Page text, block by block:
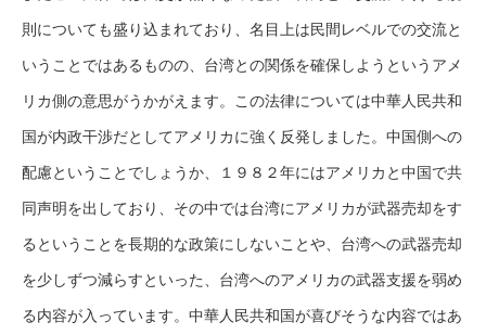
則についても盛り込まれており、名目上は民間レベルでの交流と
いうことではあるものの、台湾との関係を確保しようというアメ
リカ側の意思がうかがえます。この法律については中華人民共和
国が内政干渉だとしてアメリカに強く反発しました。中国側への
配慮ということでしょうか、１９８２年にはアメリカと中国で共
同声明を出しており、その中では台湾にアメリカが武器売却をす
るということを長期的な政策にしないことや、台湾への武器売却
を少しずつ減らすといった、台湾へのアメリカの武器支援を弱め
る内容が入っています。中華人民共和国が喜びそうな内容ではあ